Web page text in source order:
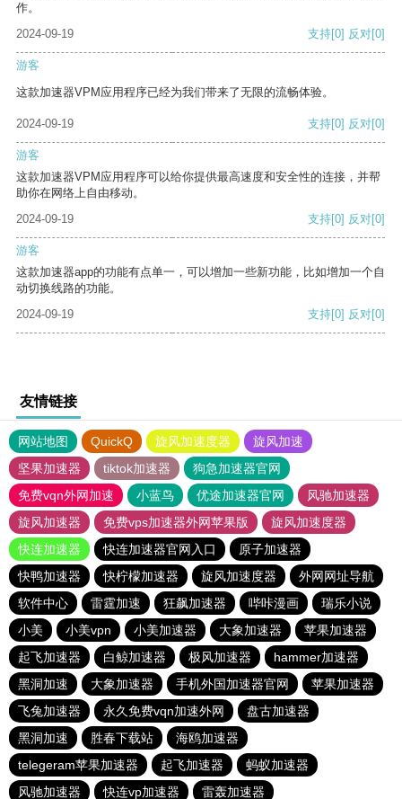
作。
2024-09-19
支持[0] 反对[0]
游客
这款加速器VPM应用程序已经为我们带来了无限的流畅体验。
2024-09-19 支持[0] 反对[0]
游客
这款加速器VPM应用程序可以给你提供最高速度和安全性的连接，并帮
助你在网络上自由移动。
2024-09-19
支持[0] 反对[0]
游客
这款加速器app的功能有点单一，可以增加一些新功能，比如增加一个自
动切换线路的功能。
2024-09-19
支持[0] 反对[0]
友情链接
网站地图 QuickQ 旋风加速度器
旋风加速
坚果加速器
tiktok加速器
狗急加速器官网
免费vqn外网加速
小蓝鸟 优途加速器官网
风驰加速器
旋风加速器
免费vps加速器外网苹果版
旋风加速度器
快连加速器
快连加速器官网入口
原子加速器
快鸭加速器
快柠檬加速器 旋风加速度器
外网网址导航
软件中心
雷霆加速 狂飙加速器 哔咔漫画
瑞乐小说
小美
小美vpn 小美加速器 大象加速器
苹果加速器
起飞加速器
白鲸加速器 极风加速器
hammer加速器
黑洞加速
大象加速器 手机外国加速器官网
苹果加速器
飞兔加速器
永久免费vqn加速外网
盘古加速器
黑洞加速
胜春下载站
海鸥加速器
telegeram苹果加速器
起飞加速器
蚂蚁加速器
风驰加速器
快连vp加速器 雷轰加速器